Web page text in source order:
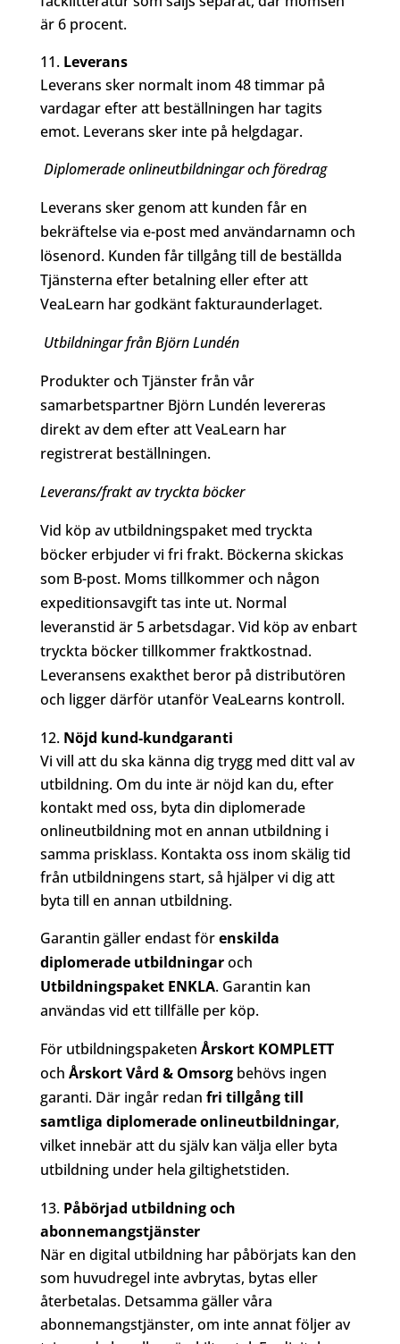
är 6 procent.
Leverans
Leverans sker normalt inom 48 timmar på
vardagar efter att beställningen har tagits
emot. Leverans sker inte på helgdagar.
Diplomerade onlineutbildningar och föredrag
Leverans sker genom att kunden får en
bekräftelse via e-post med användarnamn och
lösenord. Kunden får tillgång till de beställda
Tjänsterna efter betalning eller efter att
VeaLearn har godkänt fakturaunderlaget.
Utbildningar från Björn Lundén
Produkter och Tjänster från vår
samarbetspartner Björn Lundén levereras
direkt av dem efter att VeaLearn har
registrerat beställningen.
Leverans/frakt av tryckta böcker
Vid köp av utbildningspaket med tryckta
böcker erbjuder vi fri frakt. Böckerna skickas
som B-post. Moms tillkommer och någon
expeditionsavgift tas inte ut. Normal
leveranstid är 5 arbetsdagar. Vid köp av enbart
tryckta böcker tillkommer fraktkostnad.
Leveransens exakthet beror på distributören
och ligger därför utanför VeaLearns kontroll.
Nöjd kund-kundgaranti
Vi vill att du ska känna dig trygg med ditt val av
utbildning. Om du inte är nöjd kan du, efter
kontakt med oss, byta din diplomerade
onlineutbildning mot en annan utbildning i
samma prisklass. Kontakta oss inom skälig tid
från utbildningens start, så hjälper vi dig att
byta till en annan utbildning.
Garantin gäller endast förenskilda
diplomerade utbildningaroch
Utbildningspaket ENKLA. Garantin kan
användas vid ett tillfälle per köp.
För utbildningspaketen Årskort KOMPLETT
och Årskort Vård & Omsorgbehövs ingen
garanti. Där ingår redan fri tillgång till
samtliga diplomerade onlineutbildningar,
vilket innebär att du själv kan välja eller byta
utbildning under hela giltighetstiden.
Påbörjad utbildning och
abonnemangstjänster
När en digital utbildning har påbörjats kan den
som huvudregel inte avbrytas, bytas eller
återbetalas. Detsamma gäller våra
abonnemangstjänster, om inte annat följer av